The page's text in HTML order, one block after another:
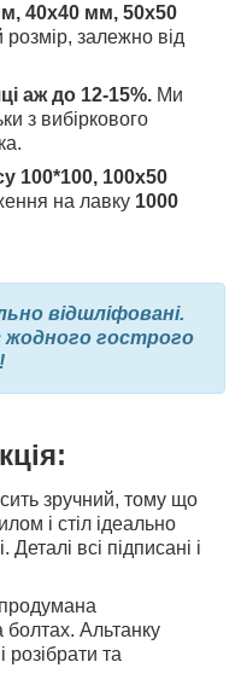
40х40 мм, 50х50
розмір, залежно від
аж до 12-15%. Ми
з вибіркового
100*100, 100x50
на лавку 1000
відшліфовані.
жодного гострого
зручний, тому що
і стіл ідеально
Деталі всі підписані і
продумана
болтах. Альтанку
розібрати та